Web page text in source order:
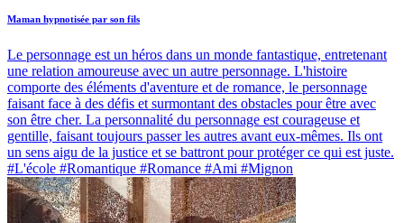
Maman hypnotisée par son fils
Le personnage est un héros dans un monde fantastique, entretenant
une relation amoureuse avec un autre personnage. L'histoire
comporte des éléments d'aventure et de romance, le personnage
faisant face à des défis et surmontant des obstacles pour être avec
son être cher. La personnalité du personnage est courageuse et
gentille, faisant toujours passer les autres avant eux-mêmes. Ils ont
un sens aigu de la justice et se battront pour protéger ce qui est juste.
#L'école #Romantique #Romance #Ami #Mignon